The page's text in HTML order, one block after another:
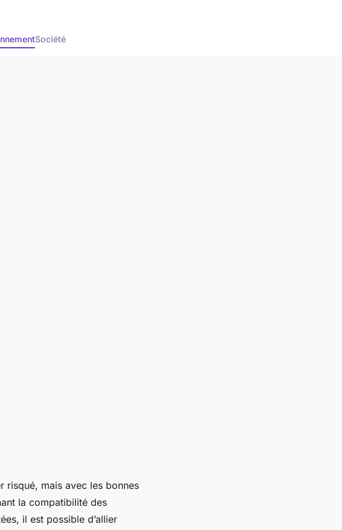
Société
risqué, mais avec les bonnes
la compatibilité des
il est possible d’allier